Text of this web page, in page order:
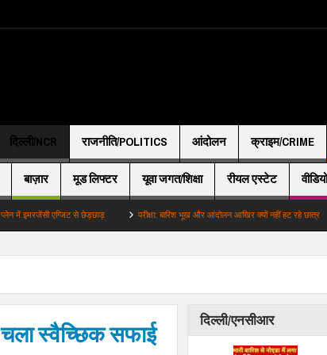
दिल्ली/NCR राजनीति/POLITICS आंदोलन क्राइम/CRIME
बाज़ार मूड लिफ्टर यूवा जगत/शिक्षा रीयल एस्टेट वीडियो
से छेड़छाड़ परीक्षा: बारिश भूख और आंदोलन आखिर क्यों नहीं हट रहे छात्र अहम:
स्वैच्छिक सफाई
दिल्ली/एनसीआर